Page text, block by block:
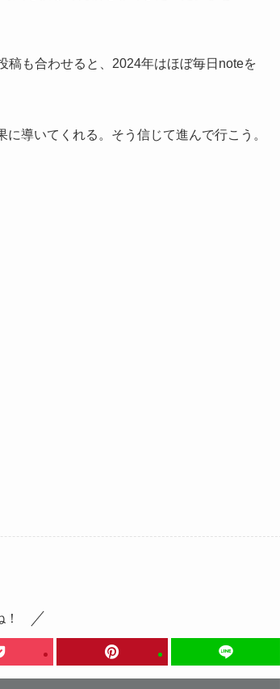
稿も合わせると、2024年はほぼ毎日noteを
導いてくれる。そう信じて進んで行こう。